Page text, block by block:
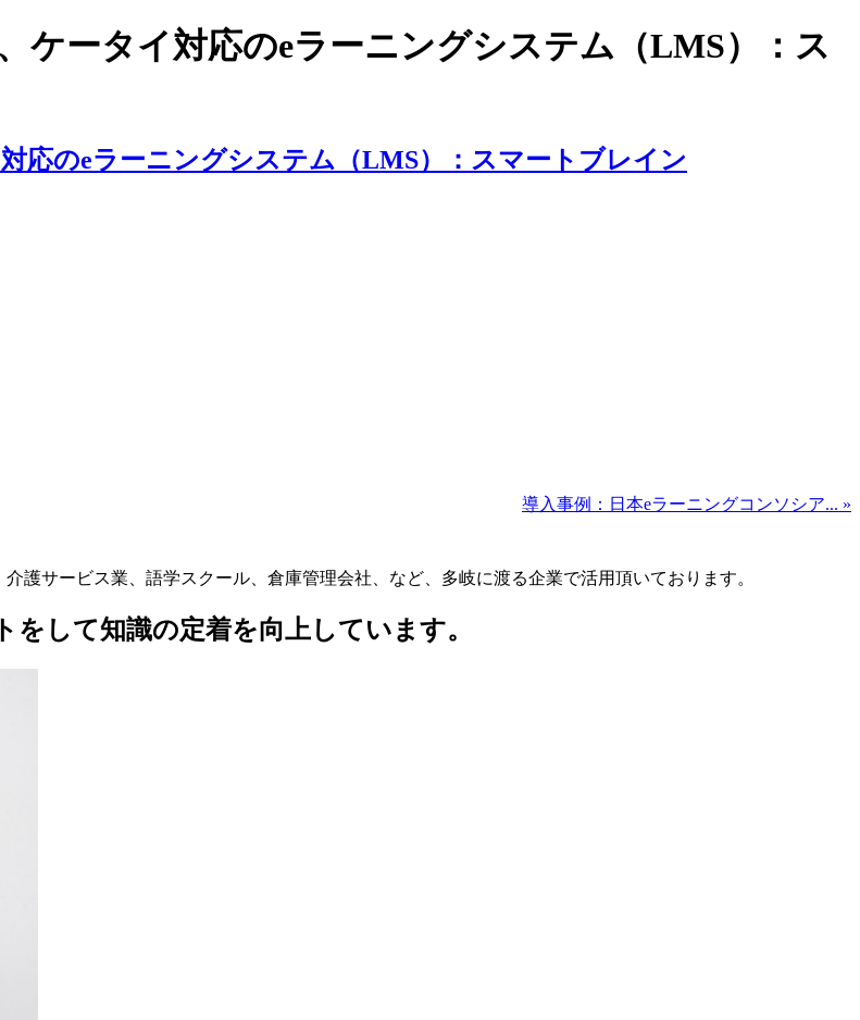
ケータイ対応のeラーニングシステム（LMS）：ス
導入事例：日本eラーニングコンソシア... »
護サービス業、語学スクール、倉庫管理会社、など、多岐に渡る企業で活用頂いております。
して知識の定着を向上しています。